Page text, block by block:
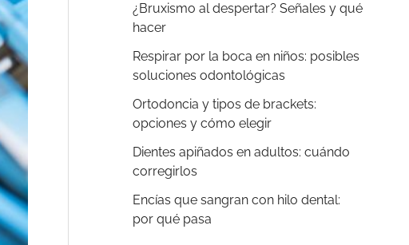
¿Bruxismo al despertar? Señales y qué
hacer
Respirar por la boca en niños: posibles
soluciones odontológicas
Ortodoncia y tipos de brackets:
opciones y cómo elegir
Dientes apiñados en adultos: cuándo
corregirlos
Encías que sangran con hilo dental:
por qué pasa